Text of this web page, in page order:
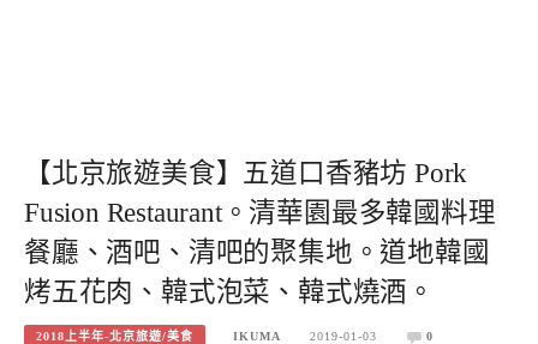
【北京旅遊美食】五道口香豬坊 Pork
Fusion Restaurant。清華園最多韓國料理
餐廳、酒吧、清吧的聚集地。道地韓國
烤五花肉、韓式泡菜、韓式燒酒。
2018上半年-北京旅遊/美食 IKUMA 2019-01-03 0